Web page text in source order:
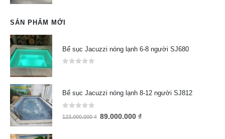
SẢN PHẨM MỚI
Bể sục Jacuzzi nóng lạnh 6-8 người SJ680
Bể sục Jacuzzi nóng lạnh 8-12 người SJ812
out of 5
123.000.000₫ 89.000.000 ₫